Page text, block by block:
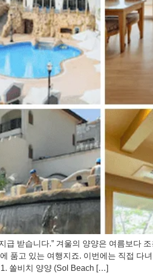
받습니다.” 겨울의 양양은 여름보다
품고 있는 여행지죠. 이번에는 직접 다
쏠비치 양양 (Sol Beach […]